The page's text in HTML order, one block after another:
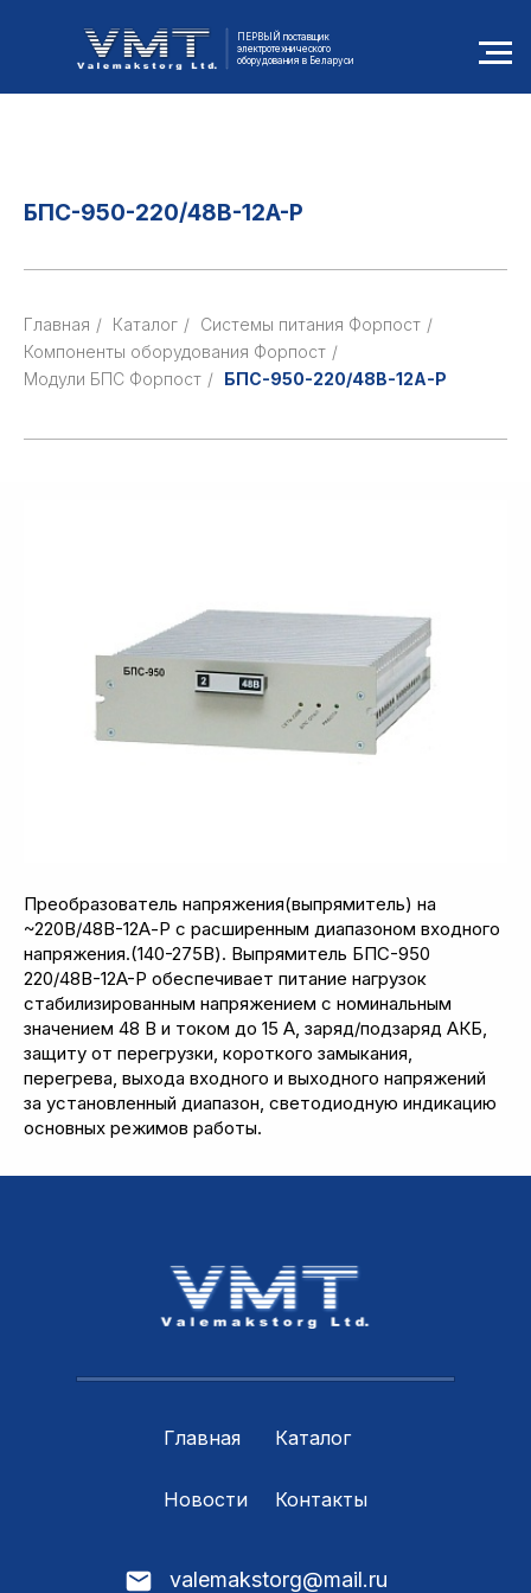
ПЕРВЫЙ поставщик
электротехнического
оборудования в Беларуси
БПС-950-220/48B-12A-Р
Главная / Каталог / Cистемы питания Форпост /
Компоненты оборудования Форпост /
Модули БПС Форпост / БПС-950-220/48B-12A-Р
Преобразователь напряжения(выпрямитель) на
~220В/48В-12А-Р с расширенным диапазоном входного
напряжения.(140-275В). Выпрямитель БПС-950
220/48B-12A-P обеспечивает питание нагрузок
стабилизированным напряжением с номинальным
значением 48 В и током до 15 А, заряд/подзаряд АКБ,
защиту от перегрузки, короткого замыкания,
перегрева, выхода входного и выходного напряжений
за установленный диапазон, светодиодную индикацию
основных режимов работы.
Главная Каталог
Новости Контакты
valemakstorg@mail.ru